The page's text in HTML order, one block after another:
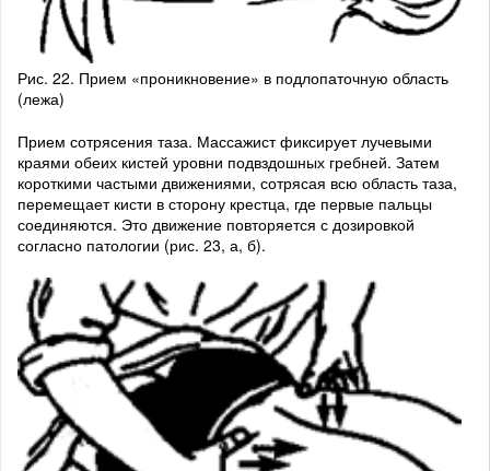
Рис. 22. Прием «проникновение» в подлопаточную область
(лежа)
Прием сотрясения таза. Массажист фиксирует лучевыми
краями обеих кистей уровни подвздошных гребней. Затем
короткими частыми движениями, сотрясая всю область таза,
перемещает кисти в сторону крестца, где первые пальцы
соединяются. Это движение повторяется с дозировкой
согласно патологии (рис. 23, а, б).